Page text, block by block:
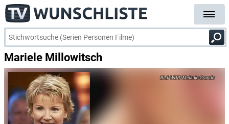
Mariele Millowitsch
WDR/Melanie Grande